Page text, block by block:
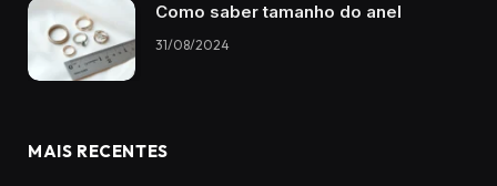
Como saber tamanho do anel
31/08/2024
MAIS RECENTES